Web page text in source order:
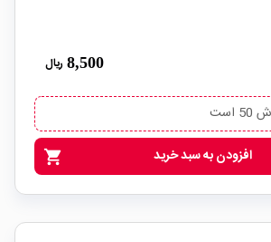
8,500 ریال
shopping_cart افزودن به سبد خرید